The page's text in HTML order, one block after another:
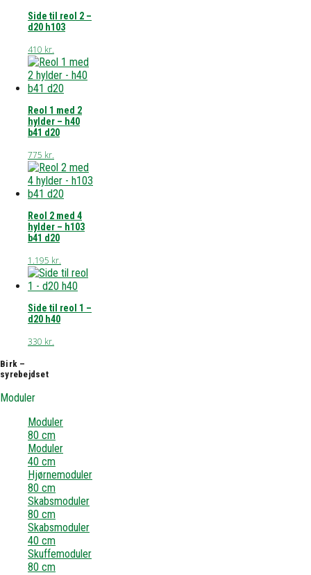
Side til reol 2 –
d20 h103
410 kr.
Reol 1 med 2
hylder – h40
b41 d20
775 kr.
Reol 2 med 4
hylder – h103
b41 d20
1.195 kr.
Side til reol 1 –
d20 h40
330 kr.
Birk –
syrebejdset
Moduler
Moduler
80 cm
Moduler
40 cm
Hjørnemoduler
80 cm
Skabsmoduler
80 cm
Skabsmoduler
40 cm
Skuffemoduler
80 cm